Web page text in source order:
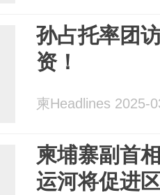
孙占托率团
资！
柬Headlines 2025-
柬埔寨副首
运河将促进